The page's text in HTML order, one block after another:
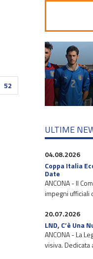
52
ULTIME
04.08.2026
Coppa Italia
Date
ANCONA - Il
impegni ufficiali
20.07.2026
LND, C’è Una
ANCONA - La
visiva. Dedicata